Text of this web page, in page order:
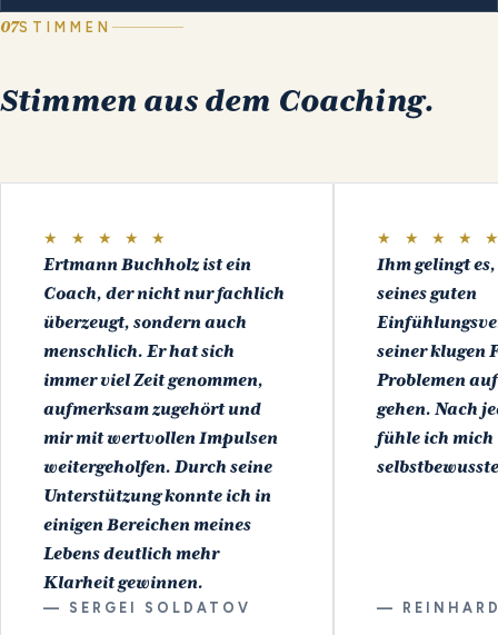
07STIMMEN
Stimmen aus dem Coaching.
★ ★ ★ ★ ★
Ertmann Buchholz ist ein
Coach, der nicht nur fachlich
überzeugt, sondern auch
menschlich. Er hat sich
immer viel Zeit genommen,
aufmerksam zugehört und
mir mit wertvollen Impulsen
weitergeholfen. Durch seine
Unterstützung konnte ich in
einigen Bereichen meines
Lebens deutlich mehr
Klarheit gewinnen.
— SERGEI SOLDATOV
★ ★ ★ ★
Ihm gelingt
seines guten
seiner klugen
Problemen
gehen. Nach
fühle ich mich
—